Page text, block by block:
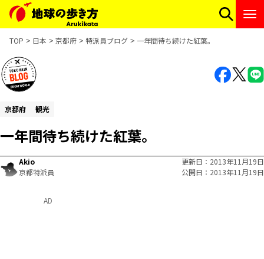
TOP 日本 京都府 特派員ブログ 一年間待ち続けた紅葉。
京都府 観光
一年間待ち続けた紅葉。
Akio
京都特派員
更新日
2013年11月19日
公開日
2013年11月19日
AD